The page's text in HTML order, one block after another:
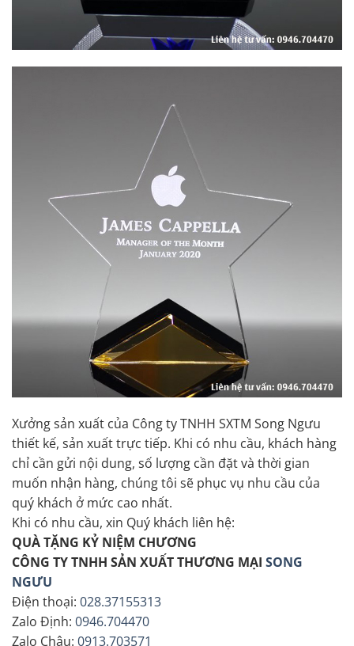
Xưởng sản xuất của Công ty TNHH SXTM Song Ngưu
thiết kế, sản xuất trực tiếp. Khi có nhu cầu, khách hàng
chỉ cần gửi nội dung, số lượng cần đặt và thời gian
muốn nhận hàng, chúng tôi sẽ phục vụ nhu cầu của
quý khách ở mức cao nhất.
Khi có nhu cầu, xin Quý khách liên hệ:
QUÀ TẶNG KỶ NIỆM CHƯƠNG
CÔNG TY TNHH SẢN XUẤT THƯƠNG MẠI SONG
NGƯU
Điện thoại: 028.37155313
Zalo Định: 0946.704470
Zalo Châu: 0913.703571